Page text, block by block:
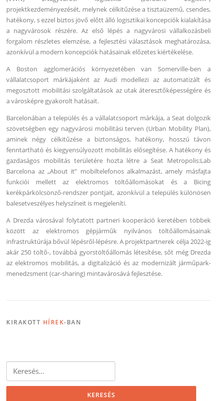
projektkezdeményezését, melynek célkitűzése a tisztaüzemű, csendes,
hatékony, s ezzel biztos jövő előtt álló logisztikai koncepciók kialakítása
a nagyvárosok részére. Az első lépés a nagyvárosi vállalkozásbeli
forgalom részletes elemzése, a fejlesztési választások meghatározása,
azonkívül a modern koncepciók hatásainak előzetes kiértékelése.
A Boston agglomerációs környezetében van Somerville-ben a
vállalatcsoport márkájaként az Audi modellezi az automatizált és
megosztott mobilitási szolgáltatások az utak áteresztőképességére és
a városképre gyakorolt hatásait.
Barcelonában a település és a vállalatcsoport márkája, a Seat dolgozik
szövetségben egy nagyvárosi mobilitási terven (Urban Mobility Plan),
aminek négy célkitűzése a biztonságos, hatékony, hosszú távon
fenntartható és kiegyensúlyozott mobilitás elősegítése. A hatékony és
gazdaságos mobilitás területére hozta létre a Seat Metropolis:Lab
Barcelona az „About it” mobiltelefonos alkalmazást, amely másfajta
funkciói mellett az elektromos töltőállomásokat és a Bicing
kerékpárkölcsönző-rendszer pontjait, azonkívül a település különösen
balesetveszélyes helyszíneit is megjeleníti.
A Drezda városával folytatott partneri kooperáció keretében többek
között az elektromos gépjárműk nyilvános töltőállomásainak
infrastruktúrája bővül lépésről-lépésre. A projektpartnerek célja 2022-ig
akár 250 töltő-, továbbá gyorstöltőállomás létesítése, sőt még Drezda
az elektromos mobilitás, a digitalizáció és az modernizált járműpark-
menedzsment (car-sharing) mintavárosává fejlesztése.
KIRAKOTT HÍREK-BAN